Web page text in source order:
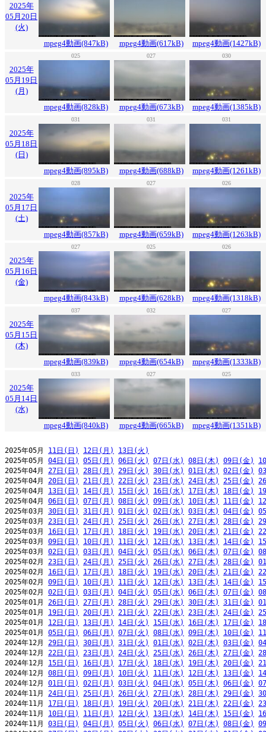
2025年
05月20日
(火)
mpeg4動画(847kB)
mpeg4動画(617kB) mpeg4動画(1427kB)
025 027 030
2025年
05月19日
(月)
mpeg4動画(828kB)
mpeg4動画(673kB) mpeg4動画(1385kB)
031 031 031
2025年
05月18日
(日)
mpeg4動画(895kB)
mpeg4動画(688kB) mpeg4動画(1261kB)
028 027 026
2025年
05月17日
(土)
mpeg4動画(857kB)
mpeg4動画(659kB) mpeg4動画(1263kB)
027 025 026
2025年
05月16日
(金)
mpeg4動画(843kB)
mpeg4動画(628kB) mpeg4動画(1318kB)
037 032 027
2025年
05月15日
(木)
mpeg4動画(839kB)
mpeg4動画(654kB) mpeg4動画(1333kB)
033 027 025
2025年
05月14日
(水)
mpeg4動画(840kB)
mpeg4動画(665kB) mpeg4動画(1351kB)
2025年05月 11日(日) 12日(月)
13日(火)
2025年05月 04日(日) 05日(月) 06日(火) 07日(水) 08日(木) 09日(金)
2025年04月 27日(日) 28日(月) 29日(火) 30日(水) 01日(木) 02日(金)
2025年04月 20日(日) 21日(月) 22日(火) 23日(水) 24日(木) 25日(金)
2025年04月 13日(日) 14日(月) 15日(火) 16日(水) 17日(木) 18日(金)
2025年04月 06日(日) 07日(月) 08日(火) 09日(水) 10日(木) 11日(金)
2025年03月 30日(日) 31日(月) 01日(火) 02日(水) 03日(木) 04日(金)
2025年03月 23日(日) 24日(月) 25日(火) 26日(水) 27日(木) 28日(金)
2025年03月 16日(日) 17日(月) 18日(火) 19日(水) 20日(木) 21日(金)
2025年03月 09日(日) 10日(月) 11日(火) 12日(水) 13日(木) 14日(金)
2025年03月 02日(日) 03日(月) 04日(火) 05日(水) 06日(木) 07日(金)
2025年02月 23日(日) 24日(月) 25日(火) 26日(水) 27日(木) 28日(金)
2025年02月 16日(日) 17日(月) 18日(火) 19日(水) 20日(木) 21日(金)
2025年02月 09日(日) 10日(月) 11日(火) 12日(水) 13日(木) 14日(金)
2025年02月 02日(日) 03日(月) 04日(火) 05日(水) 06日(木) 07日(金)
2025年01月 26日(日) 27日(月) 28日(火) 29日(水) 30日(木) 31日(金)
2025年01月 19日(日) 20日(月) 21日(火) 22日(水) 23日(木) 24日(金)
2025年01月 12日(日) 13日(月) 14日(火) 15日(水) 16日(木) 17日(金)
2025年01月 05日(日) 06日(月) 07日(火) 08日(水) 09日(木) 10日(金)
2024年12月 29日(日) 30日(月) 31日(火) 01日(水) 02日(木) 03日(金)
2024年12月 22日(日) 23日(月) 24日(火) 25日(水) 26日(木) 27日(金)
2024年12月 15日(日) 16日(月) 17日(火) 18日(水) 19日(木) 20日(金)
2024年12月 08日(日) 09日(月) 10日(火) 11日(水) 12日(木) 13日(金)
2024年12月 01日(日) 02日(月) 03日(火) 04日(水) 05日(木) 06日(金)
2024年11月 24日(日) 25日(月) 26日(火) 27日(水) 28日(木) 29日(金)
2024年11月 17日(日) 18日(月) 19日(火) 20日(水) 21日(木) 22日(金)
2024年11月 10日(日) 11日(月) 12日(火) 13日(水) 14日(木) 15日(金)
2024年11月 03日(日) 04日(月) 05日(火) 06日(水) 07日(木) 08日(金)